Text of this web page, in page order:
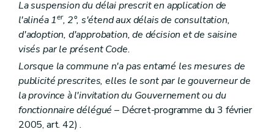
Art. 122
Art. 123
Section 7 De la dispense de la procédure d'évaluation des incidences sur l'environnement
Art. 124
Art. 125
Section 8 Des constructions groupées
Art. 126
Section 9
Des permis sollicités par une personne de droit public ou relatifs à des travaux d'utilité publique, de leur introduction et de leur instruction
Art. 127
Section 10 (Des dispositions particulières au permis de lotir, au permis d'urbanisme, ainsi qu'aux actes et travaux impliquant une modification à la voirie communale ou aux réseaux s'y rapportant – Décret-programme du 3 février 2005, art. 88)
Art. 128
La suspension du délai prescrit en application de
l'alinéa 1er, 2°, s'étend aux délais de consultation,
d'adoption, d'approbation, de décision et de saisine
visés par le présent Code.
Lorsque la commune n'a pas entamé les mesures de
publicité prescrites, elles le sont par le gouverneur de
la province à l'invitation du Gouvernement ou du
fonctionnaire délégué – Décret-programme du 3 février
2005, art. 42) .